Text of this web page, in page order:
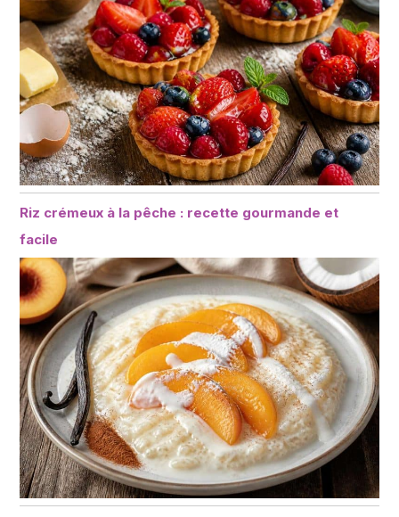
Riz crémeux à la pêche : recette gourmande et
facile